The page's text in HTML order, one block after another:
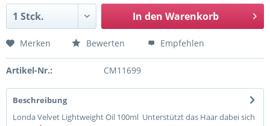
In den Warenkorb
Merken Bewerten Empfehlen
Artikel-Nr.: CM11699
Beschreibung
Londa Velvet Lightweight Oil 100ml Unterstützt das Haar dabei sich